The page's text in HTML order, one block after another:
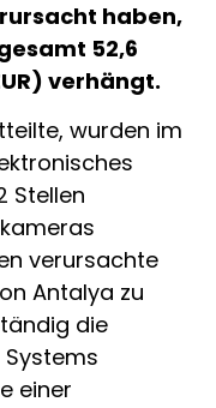
haben,
52,6
verhängt.
wurden im
Stellen
verursachte
Antalya zu
die
einer